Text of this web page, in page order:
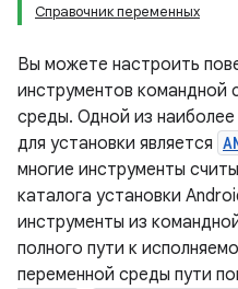
Справочник переменных
Вы можете настроить
инструментов командной
среды. Одной из
для установки является
многие инструменты
каталога установки
инструменты из
полного пути к
переменной среды пути